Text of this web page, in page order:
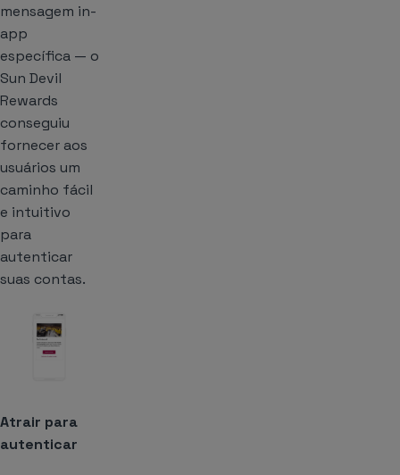
mensagem in-
app
específica — o
Sun Devil
Rewards
conseguiu
fornecer aos
usuários um
caminho fácil
e intuitivo
para
autenticar
suas contas.
Atrair para
autenticar